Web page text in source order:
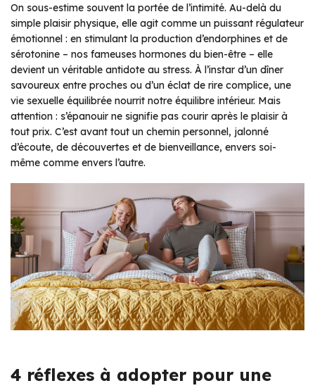
On sous-estime souvent la portée de l’intimité. Au-delà du
simple plaisir physique, elle agit comme un puissant régulateur
émotionnel : en stimulant la production d’endorphines et de
sérotonine – nos fameuses hormones du bien-être – elle
devient un véritable antidote au stress. À l’instar d’un dîner
savoureux entre proches ou d’un éclat de rire complice, une
vie sexuelle équilibrée nourrit notre équilibre intérieur. Mais
attention : s’épanouir ne signifie pas courir après le plaisir à
tout prix. C’est avant tout un chemin personnel, jalonné
d’écoute, de découvertes et de bienveillance, envers soi-
même comme envers l’autre.
4 réflexes à adopter pour une